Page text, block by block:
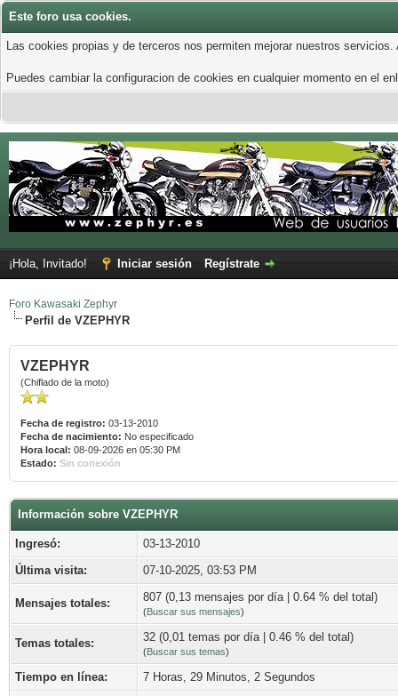
Este foro usa cookies.
Las cookies propias y de terceros nos permiten mejorar nuestros
Puedes cambiar la configuracion de cookies en cualquier momento en el
¡Hola, Invitado! Iniciar sesión Regístrate
Foro Kawasaki Zephyr
Perfil de VZEPHYR
VZEPHYR
(Chiflado de la moto)
Fecha de registro: 03-13-2010
Fecha de nacimiento: No especificado
Hora local: 08-09-2026 en 05:30 PM
Estado: Sin conexión
Información sobre VZEPHYR
Ingresó:
03-13-2010
Última visita:
07-10-2025, 03:53 PM
Mensajes totales: 807 (0,13 mensajes por día | 0.64 % del total)
(Buscar sus mensajes)
Temas totales: 32 (0,01 temas por día | 0.46 % del total)
(Buscar sus temas)
Tiempo en línea: 7 Horas, 29 Minutos, 2 Segundos